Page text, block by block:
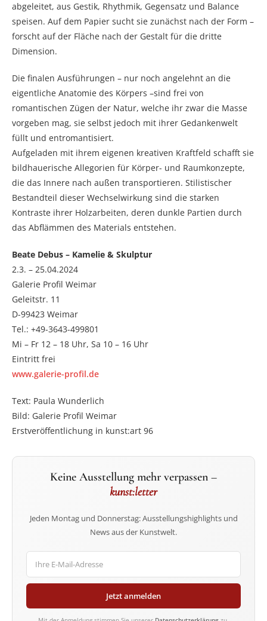
abgeleitet, aus Gestik, Rhythmik, Gegensatz und Balance
speisen. Auf dem Papier sucht sie zunächst nach der Form –
forscht auf der Fläche nach der Gestalt für die dritte
Dimension.
Die finalen Ausführungen – nur noch angelehnt an die
eigentliche Anatomie des Körpers –sind frei von
romantischen Zügen der Natur, welche ihr zwar die Masse
vorgeben mag, sie selbst jedoch mit ihrer Gedankenwelt
füllt und entromantisiert.
Aufgeladen mit ihrem eigenen kreativen Kraftfeld schafft sie
bildhauerische Allegorien für Körper- und Raumkonzepte,
die das Innere nach außen transportieren. Stilistischer
Bestandteil dieser Wechselwirkung sind die starken
Kontraste ihrer Holzarbeiten, deren dunkle Partien durch
das Abflämmen des Materials entstehen.
Beate Debus – Kamelie & Skulptur
2.3. – 25.04.2024
Galerie Profil Weimar
Geleitstr. 11
D-99423 Weimar
Tel.: +49-3643-499801
Mi – Fr 12 – 18 Uhr, Sa 10 – 16 Uhr
Eintritt frei
www.galerie-profil.de
Text: Paula Wunderlich
Bild: Galerie Profil Weimar
Erstveröffentlichung in kunst:art 96
Keine Ausstellung mehr verpassen –
kunst:letter
Jeden Montag und Donnerstag: Ausstellungshighlights und
News aus der Kunstwelt.
Jetzt anmelden